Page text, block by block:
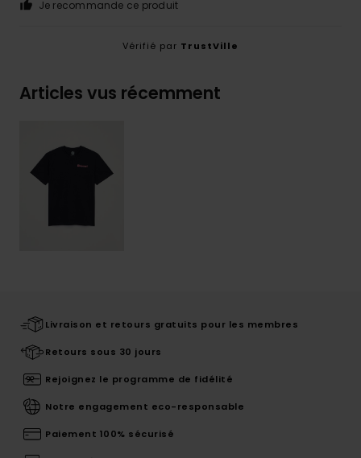
Je recommande ce produit
Vérifié par TrustVille
Articles vus récemment
Livraison et retours gratuits pour les membres
Retours sous 30 jours
Rejoignez le programme de fidélité
Notre engagement eco-responsable
Paiement 100% sécurisé